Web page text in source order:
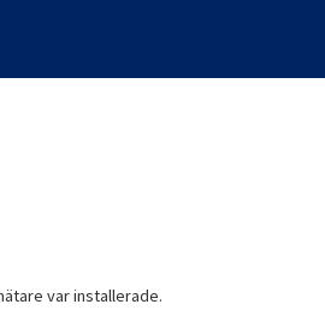
var installerade.